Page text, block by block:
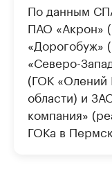
По данным
ПАО «Акрон»
«Дорогобуж»
«Северо-
(ГОК «Олений
области) и
компания»
ГОКа в